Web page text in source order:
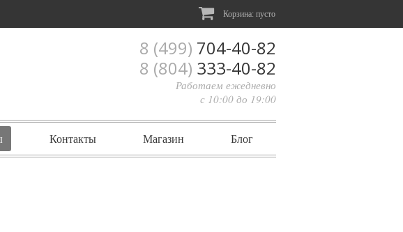
Корзина: пусто
8 (499) 704-40-82
8 (804) 333-40-82
Работаем ежедневно
с 10:00 до 19:00
Контакты Магазин Блог